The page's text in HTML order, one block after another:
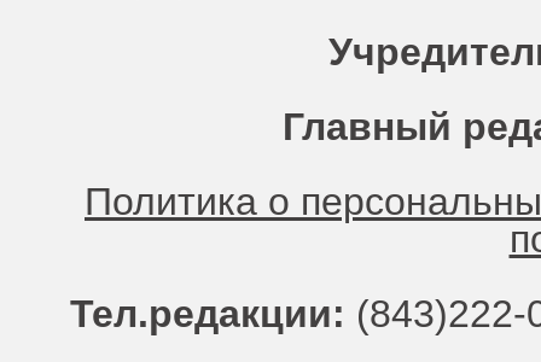
Главный
Политика о
Тел.редакции: